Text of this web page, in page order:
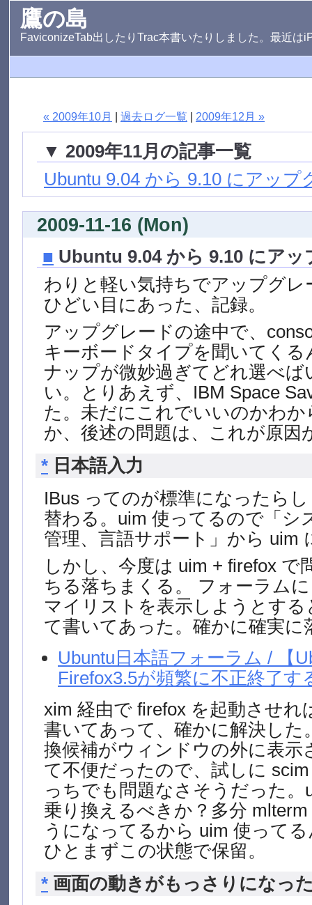
鷹の島
FaviconizeTab出したりTrac本書いたりしました。最近は
« 2009年10月 過去ログ一覧 2009年12月 »
▼ 2009年11月の記事一覧
Ubuntu 9.04 から 9.10 にアップ
2009-11-16 (Mon)
■ Ubuntu 9.04 から 9.10 にアッ
わりと軽い気持ちでアップグ
ひどい目にあった、記録。
アップグレードの途中で、
キーボードタイプを聞いてく
ナップが微妙過ぎてどれ選べ
い。とりあえず、IBM Space
た。未だにこれでいいのかわ
か、後述の問題は、これが原
* 日本語入力
IBus ってのが標準になったら
替わる。uim 使ってるので「シ
管理、言語サポート」から uim
しかし、今度は uim + firefox で
ちる落ちまくる。 フォーラム
マイリストを表示しようとする
て書いてあった。確かに確実に
Ubuntu日本語フォーラム / 【
Firefox3.5が頻繁に不正終了す
xim 経由で firefox を起動させれ
書いてあって、確かに解決した
換候補がウィンドウの外に表示
て不便だったので、試しに
っちでも問題なさそうだった
乗り換えるべきか？多分
うになってるから uim 使って
ひとまずこの状態で保留。
* 画面の動きがもっさりになっ